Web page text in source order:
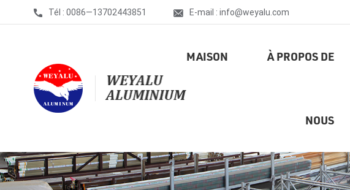
Tél : 0086—13702443851 E-mail : info@weyalu.com
MAISON À PROPOS DE
NOUS